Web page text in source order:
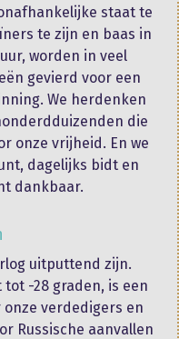
staat te
te zijn en baas in
worden in veel
gevierd voor een
We herdenken
die
onze vrijheid. En we
dagelijks bidt en
dankbaar.
uitputtend zijn.
-28 graden, is een
verdedigers en
Russische aanvallen